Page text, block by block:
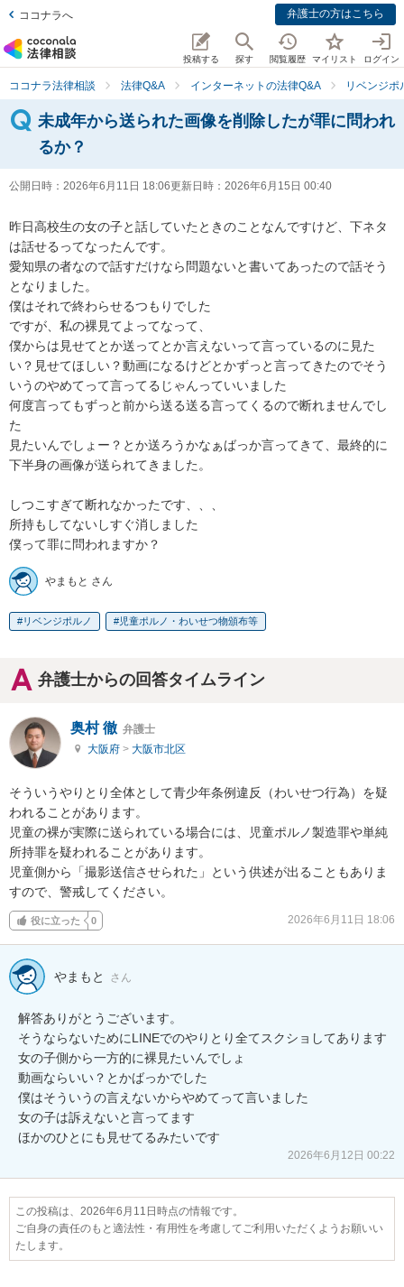
ココナラへ 弁護士の方はこちら
投稿する 探す 閲覧履歴 マイリスト ログイン
ココナラ法律相談 法律Q&A インターネットの法律Q&A リベンジポ
未成年から送られた画像を削除したが罪に問われ
るか？
公開日時： 2026年6月11日 18:06更新日時： 2026年6月15日 00:40
昨日高校生の女の子と話していたときのことなんですけど、下ネタ
は話せるってなったんです。
愛知県の者なので話すだけなら問題ないと書いてあったので話そう
となりました。
僕はそれで終わらせるつもりでした
ですが、私の裸見てよってなって、
僕からは見せてとか送ってとか言えないって言っているのに見た
い？見せてほしい？動画になるけどとかずっと言ってきたのでそう
いうのやめてって言ってるじゃんっていいました
何度言ってもずっと前から送る送る言ってくるので断れませんでし
た
見たいんでしょー？とか送ろうかなぁばっか言ってきて、最終的に
下半身の画像が送られてきました。
しつこすぎて断れなかったです、、、
所持もしてないしすぐ消しました
僕って罪に問われますか？
やまもと さん
リベンジポルノ 児童ポルノ・わいせつ物頒布等
弁護士からの回答タイムライン
奥村 徹 弁護士
大阪府 > 大阪市北区
そういうやりとり全体として青少年条例違反（わいせつ行為）を疑
われることがあります。
児童の裸が実際に送られている場合には、児童ポルノ製造罪や単純
所持罪を疑われることがあります。
児童側から「撮影送信させられた」という供述が出ることもありま
すので、警戒してください。
役に立った 0 2026年6月11日 18:06
やまもと さん
解答ありがとうございます。
そうならないためにLINEでのやりとり全てスクショしてあります
女の子側から一方的に裸見たいんでしょ
動画ならいい？とかばっかでした
僕はそういうの言えないからやめてって言いました
女の子は訴えないと言ってます
ほかのひとにも見せてるみたいです
2026年6月12日 00:22
この投稿は、2026年6月11日時点の情報です。
ご自身の責任のもと適法性・有用性を考慮してご利用いただくようお願いい
たします。